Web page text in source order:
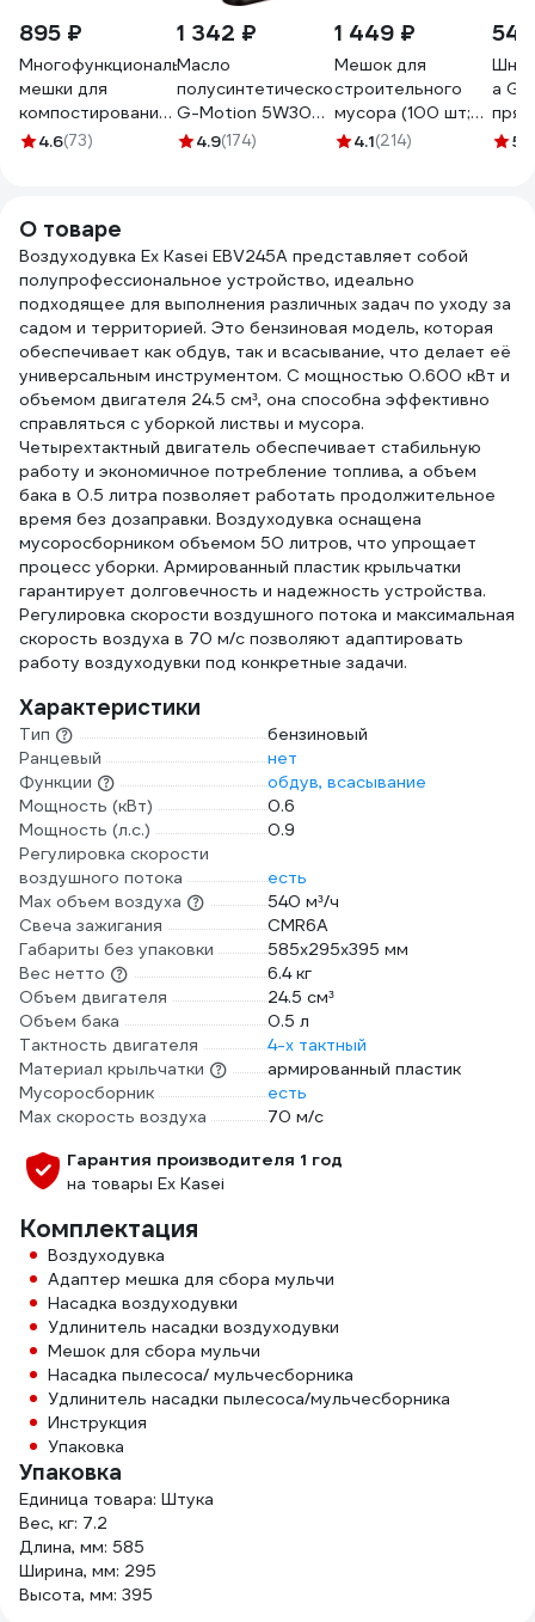
895 ₽
Многофункциональные
мешки для
компостирования,
листвы, мусора и
корень
4650243048305
4.6(73)
1 342 ₽
Масло
полусинтетическое
G-Motion 5W30
4Т ARCTIC (1 л)
4.9(174)
1 449 ₽
Мешок для
строительного
мусора (100 шт;
55х95 см;
4.1(214)
а
50м,
5
О товаре
Воздуходувка Ex Kasei EBV245A представляет собой
полупрофессиональное устройство, идеально
подходящее для выполнения различных задач по уходу за
садом и территорией. Это бензиновая модель, которая
обеспечивает как обдув, так и всасывание, что делает её
универсальным инструментом. С мощностью 0.600 кВт и
объемом двигателя 24.5 см³, она способна эффективно
справляться с уборкой листвы и мусора.
Четырехтактный двигатель обеспечивает стабильную
работу и экономичное потребление топлива, а объем
бака в 0.5 литра позволяет работать продолжительное
время без дозаправки. Воздуходувка оснащена
мусоросборником объемом 50 литров, что упрощает
процесс уборки. Армированный пластик крыльчатки
гарантирует долговечность и надежность устройства.
Регулировка скорости воздушного потока и максимальная
скорость воздуха в 70 м/с позволяют адаптировать
работу воздуходувки под конкретные задачи.
Характеристики
Тип
бензиновый
Ранцевый
нет
Функции
обдув, всасывание
Мощность (кВт)
0.6
Мощность (л.с.)
0.9
Регулировка скорости
воздушного потока
есть
Max объем воздуха
540 м³/ч
Свеча зажигания
CMR6A
Габариты без упаковки
585x295x395 мм
Вес нетто
6.4 кг
Объем двигателя
24.5 см³
Объем бака
0.5 л
Тактность двигателя
4-х тактный
Материал крыльчатки
армированный пластик
Мусоросборник
есть
Max скорость воздуха
70 м/с
Гарантия производителя 1 год
на товары Ex Kasei
Комплектация
Воздуходувка
Адаптер мешка для сбора мульчи
Насадка воздуходувки
Удлинитель насадки воздуходувки
Мешок для сбора мульчи
Насадка пылесоса/ мульчесборника
Удлинитель насадки пылесоса/мульчесборника
Инструкция
Упаковка
Упаковка
Единица товара: Штука
Вес, кг: 7.2
Длина, мм: 585
Ширина, мм: 295
Высота, мм: 395